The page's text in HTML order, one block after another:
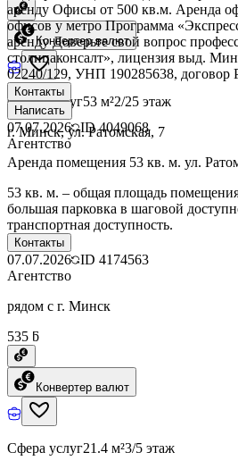
аренду Офисы от 500 кв.м. Аренда
офисов у метро Программа
аренду Доверьте свой вопрос
столицаконсалт», лицензия выд.
02240/129, УНП 190285638, договор
Контакты
Написать
07.07.2026 ID4049068
Агентство
Конвертер валют
Сфера услуг53 м²2/25 этаж
г. Минск, ул. Ратомская, 7
Аренда помещения 53 кв. м. ул.
53 кв. м. – общая площадь
большая парковка в шаговой
транспортная доступность.
Контакты
07.07.2026 ID 4174563
Агентство
рядом с г. Минск
535 ƃ
Конвертер валют
Сфера услуг21.4 м²3/5 этаж